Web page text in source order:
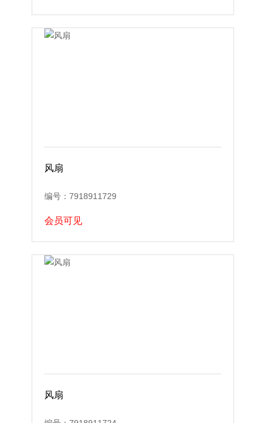
风扇
编号：7918911729
会员可见
风扇